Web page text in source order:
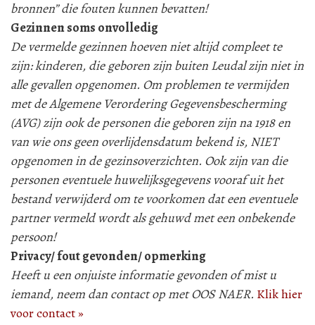
bronnen” die fouten kunnen bevatten!
Gezinnen soms onvolledig
De vermelde gezinnen hoeven niet altijd compleet te
zijn: kinderen, die geboren zijn buiten Leudal zijn niet in
alle gevallen opgenomen. Om problemen te vermijden
met de Algemene Verordering Gegevensbescherming
(AVG) zijn ook de personen die geboren zijn na 1918 en
van wie ons geen overlijdensdatum bekend is, NIET
opgenomen in de gezinsoverzichten. Ook zijn van die
personen eventuele huwelijksgegevens vooraf uit het
bestand verwijderd om te voorkomen dat een eventuele
partner vermeld wordt als gehuwd met een onbekende
persoon!
Privacy/ fout gevonden/ opmerking
Heeft u een onjuiste informatie gevonden of mist u
iemand, neem dan contact op met OOS NAER. Klik hier
voor contact »